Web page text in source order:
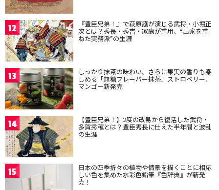
12 『豊臣兄弟！』で萩原護が演じる武将・小堀正
次とは？秀長・秀吉・家康が重用、“出家を重
ねた実務派”の生涯
13 しっかり抹茶の味わい、さらに果実の香りも楽
しめる「無糖フレーバー抹茶」ストロベリー、
マンゴー新発売
14 【豊臣兄弟！】2度の改易から復活した武将・
多賀秀種とは？豊臣秀長に仕えた半年間と波乱
の生涯
15 日本の四季折々の植物や情景を描くことに相応
しい色を集めた水彩色鉛筆『色辞典』が新発
売！